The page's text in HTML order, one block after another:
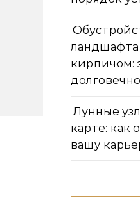
кирпичом:
Лунные
карте: как
вашу